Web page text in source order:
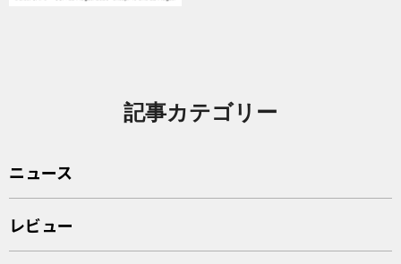
記事カテゴリー
ニュース
レビュー